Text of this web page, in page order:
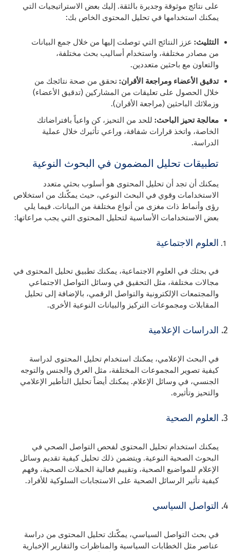
على نتائج موثوقة وجديرة بالثقة. إليك بعض الاستراتيجيات التي
يمكنك استخدامها في تحليل المحتوى الخاص بك:
التثليث: عزز النتائج التي توصلت إليها من خلال جمع البيانات
من مصادر مختلفة، واستخدام أساليب بحث مختلفة،
والتعاون مع باحثين متعددين.
تدقيق الأعضاء ومراجعة الأقران: تحقق من صحة نتائجك من
خلال الحصول على تعليقات من المشاركين (تدقيق الأعضاء)
وزملائك الباحثين (مراجعة الأقران).
معالجة تحيز الباحث: للحد من التحيز، كن واعياً بافتراضاتك
الخاصة، واتخذ قرارات شفافة، وراعي تأثيرك خلال عملية
الدراسة.
تطبيقات تحليل المضمون في البحوث النوعية
يمكنك أن تجد أن تحليل المحتوى هو أسلوب بحثي متعدد
الاستخدامات وقوي في البحث النوعي، حيث يمكّنك من استخلاص
رؤى وأنماط ذات مغزى من أنواع مختلفة من البيانات. فيما يلي
بعض الاستخدامات الأساسية لتحليل المحتوى التي يجب مراعاتها:
العلوم الاجتماعية
في بحثك في العلوم الاجتماعية، يمكنك تطبيق تحليل المحتوى في
مجالات مختلفة، مثل التحقيق في وسائل التواصل الاجتماعي
والمجتمعات الإلكترونية والتواصل الرقمي، بالإضافة إلى تحليل
المقابلات ومجموعات التركيز والبيانات النوعية الأخرى.
الدراسات الإعلامية
في البحث الإعلامي، يمكنك استخدام تحليل المحتوى لدراسة
كيفية تصوير المجموعات المختلفة، مثل العرق والجنس والتوجه
الجنسي، في وسائل الإعلام. يمكنك أيضاً تحليل التأطير الإعلامي
والتحيز وتأثيره.
العلوم الصحية
يمكنك استخدام تحليل المحتوى لفحص التواصل الصحي في
البحوث الصحية النوعية. ويتضمن ذلك تحليل كيفية تقديم وسائل
الإعلام للمواضيع الصحية، وتقييم فعالية الحملات الصحية، وفهم
كيفية تأثير الرسائل الصحية على الاستجابات السلوكية للأفراد.
التواصل السياسي
في بحث التواصل السياسي، يمكّنك تحليل المحتوى من دراسة
عناصر مثل الخطابات السياسية والمناظرات والتقارير الإخبارية